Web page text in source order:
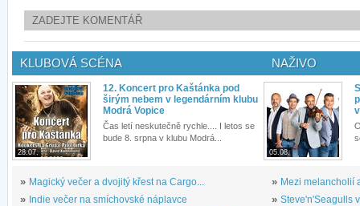
ZADEJTE KOMENTÁŘ
KLUBOVÁ SCÉNA
28.07.
12. Koncert pro Kaštánka pod
širým nebem v legendárním klubu
Modrá Vopice
Čas letí neskutečně rychle.... I letos se
bude 8. srpna v klubu Modrá...
» Magický večer a dvojitý křest na Cargo...
» Indie večer na smíchovské náplavce
NAŽIVO
05.08.
» Mezi melancholií
» Steve'n'Seagulls